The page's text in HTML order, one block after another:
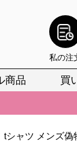
私の注
商品 買
なく。
シャツ メンズ